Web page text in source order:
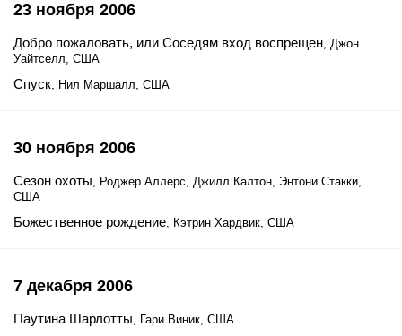
23 ноября 2006
Добро пожаловать, или Соседям вход воспрещен, Джон
Уайтселл, США
Спуск, Нил Маршалл, США
30 ноября 2006
Сезон охоты, Роджер Аллерс, Джилл Калтон, Энтони Стакки,
США
Божественное рождение, Кэтрин Хардвик, США
7 декабря 2006
Паутина Шарлотты, Гари Виник, США